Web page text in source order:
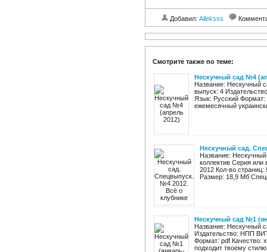
Добавил: Alleksss
Смотрите также по теме:
Нескучный сад №4
Название: Нескучный
выпуск: 4
Язык: Русский
ежемесячный
Нескучный сад.
Название:
коллектив Серия
2012 Кол-во
Размер: 18,9 Мб
Нескучный сад №1
Название: Нескучный
Издательство: НПП
Формат: pdf Качество:
подходит твоему